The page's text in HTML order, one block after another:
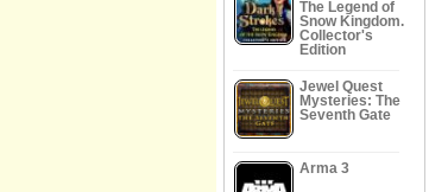
The Legend of
Snow Kingdom.
Collector's
Edition
Jewel Quest
Mysteries: The
Seventh Gate
Arma 3